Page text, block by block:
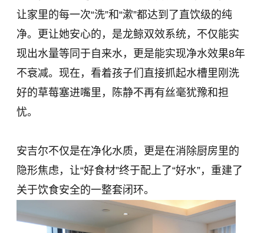
让家里的每一次“洗”和“漱”都达到了直饮级的纯
净。更让她安心的，是龙鲸双效系统，不仅能实
现出水量等同于自来水，更是能实现净水效果8年
不衰减。现在，看着孩子们直接抓起水槽里刚洗
好的草莓塞进嘴里，陈静不再有丝毫犹豫和担
忧。
安吉尔不仅是在净化水质，更是在消除厨房里的
隐形焦虑，让“好食材”终于配上了“好水”，重建了
关于饮食安全的一整套闭环。